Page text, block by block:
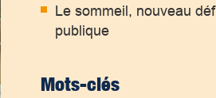
Le sommeil, nouveau
publique
Mots-clés